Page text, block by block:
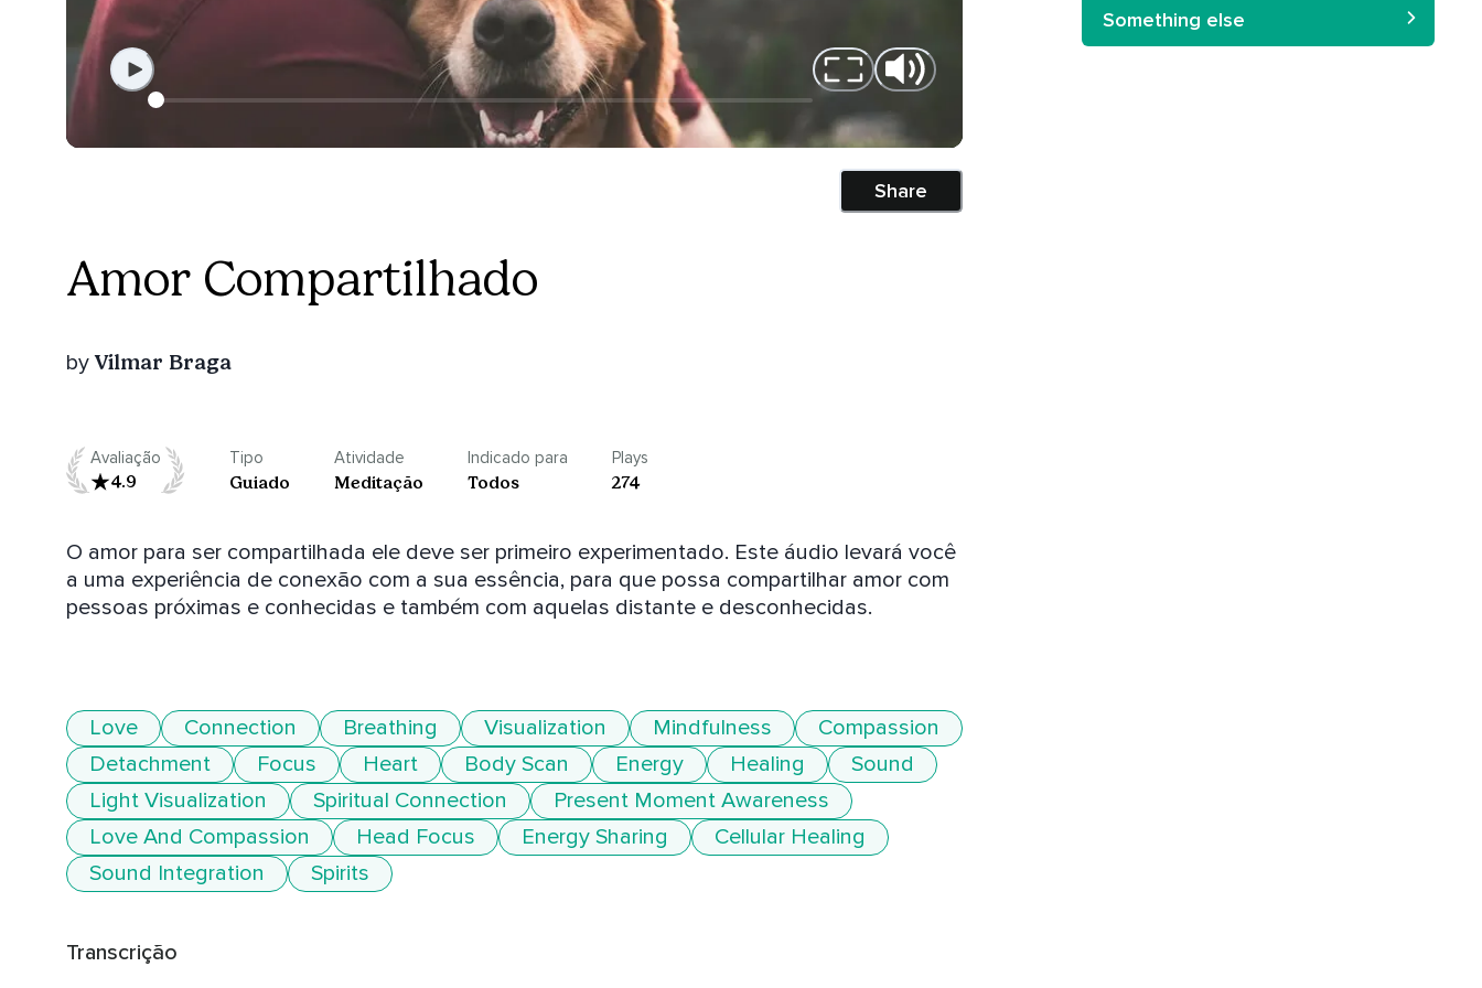
Share
Amor Compartilhado
byVilmar Braga
Avaliação
4.9
Tipo
Guiado
Atividade
Meditação
Indicado para
Todos
Plays
274
O amor para ser compartilhada ele deve ser primeiro experimentado. Este áudio levará você
a uma experiência de conexão com a sua essência, para que possa compartilhar amor com
pessoas próximas e conhecidas e também com aquelas distante e desconhecidas.
Love Connection Breathing Visualization Mindfulness
Compassion
Detachment
Focus Heart Body Scan Energy Healing
Sound
Light Visualization
Spiritual Connection
Present Moment Awareness
Love And Compassion
Head Focus Energy Sharing
Cellular Healing
Sound Integration
Spirits
Transcrição
Something else